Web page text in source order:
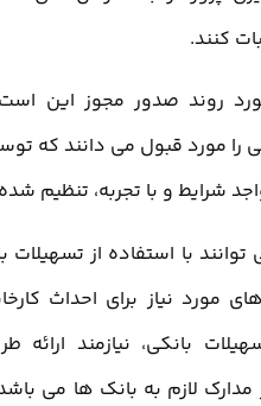
کنند.
روند صدور مجوز این
را مورد قبول می دانند که
شرایط و با تجربه، تنظیم
توانند با استفاده از
مورد نیاز برای احداث
بانکی، نیازمند ارائه
لازم به بانک ها می